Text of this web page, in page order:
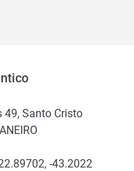
49, Santo Cristo
-43.2022